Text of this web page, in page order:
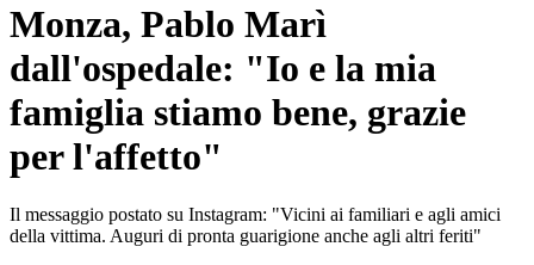
Monza, Pablo Marì
dall'ospedale: "Io e la mia
famiglia stiamo bene, grazie
per l'affetto"
Il messaggio postato su Instagram: "Vicini ai familiari e agli amici
della vittima. Auguri di pronta guarigione anche agli altri feriti"